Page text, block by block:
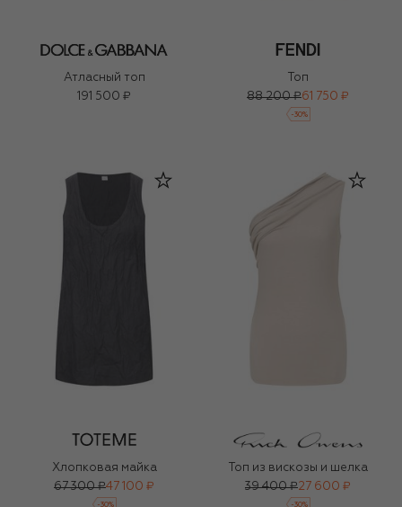
Атласный топ
191 500 ₽
Топ
88 200 ₽61 750 ₽
-30%
Хлопковая майка
67 300 ₽47 100 ₽
-30%
Топ из вискозы и шелка
39 400 ₽27 600 ₽
-30%